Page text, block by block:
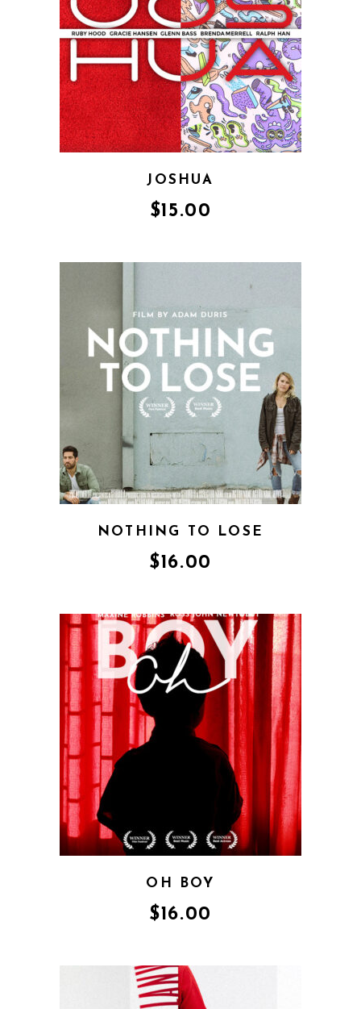
JOSHUA
$15.00
NOTHING TO LOSE
$16.00
OH BOY
$16.00